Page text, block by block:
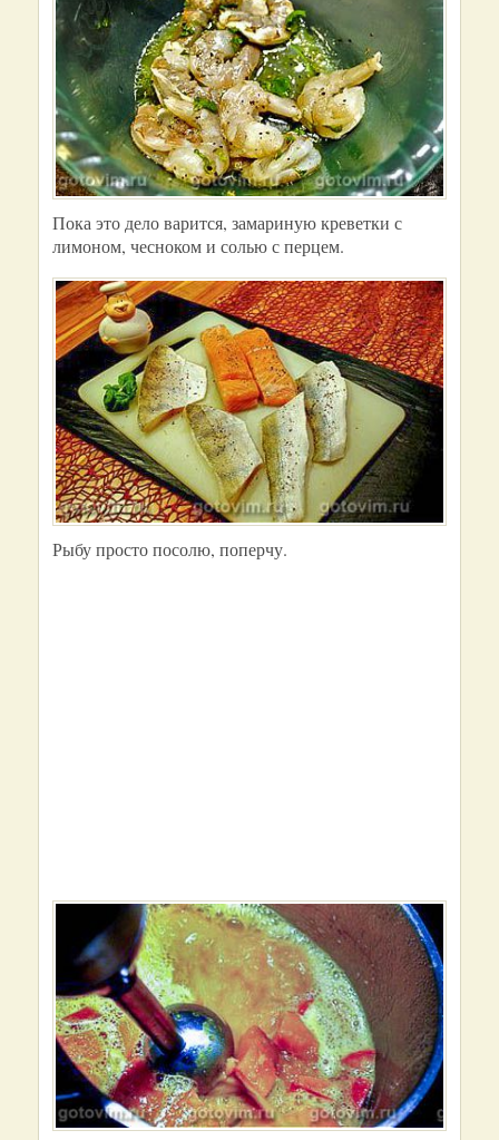
Пока это дело варится, замариную креветки с
лимоном, чесноком и солью с перцем.
Рыбу просто посолю, поперчу.